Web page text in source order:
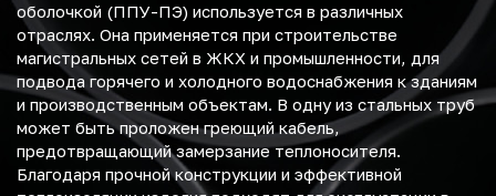
оболочкой (ППУ-ПЭ) используется в различных
отраслях. Она применяется при строительстве
магистральных сетей в ЖКХ и промышленности, для
подвода горячего и холодного водоснабжения к зданиям
и производственным объектам. В одну из стальных труб
может быть проложен греющий кабель,
предотвращающий замерзание теплоносителя.
Благодаря прочной конструкции и эффективной